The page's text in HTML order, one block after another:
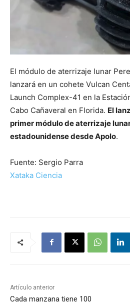
El módulo de aterrizaje lunar
lanzará en un cohete Vulcan
Launch Complex-41 en la
Cabo Cañaveral en Florida. El
primer módulo de aterrizaje
estadounidense desde Apolo.
Fuente: Sergio Parra
Xataka Ciencia
Artículo anterior
Cada manzana tiene 100